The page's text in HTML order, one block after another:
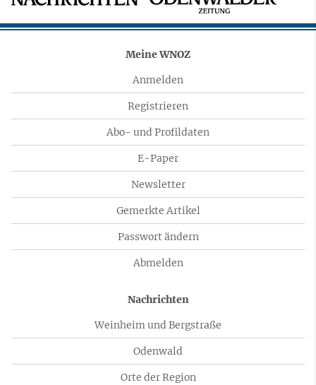
Meine WNOZ
Anmelden
Registrieren
Abo- und Profildaten
E-Paper
Newsletter
Gemerkte Artikel
Passwort ändern
Abmelden
Nachrichten
Weinheim und Bergstraße
Odenwald
Orte der Region